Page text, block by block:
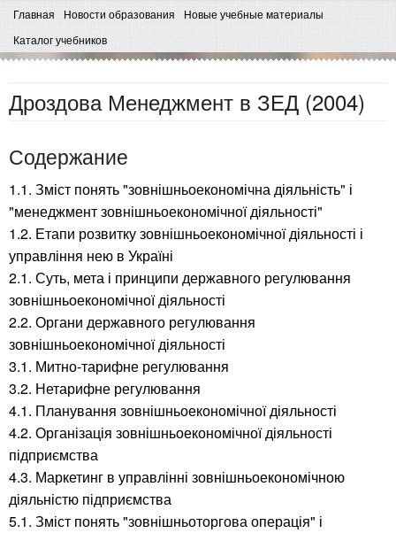
Главная Новости образования
Новые учебные материалы
Каталог учебников
Дроздова Менеджмент в ЗЕД (2004)
Содержание
1.1. Зміст понять "зовнішньоекономічна діяльність" і
"менеджмент зовнішньоекономічної діяльності"
1.2. Етапи розвитку зовнішньоекономічної діяльності і
управління нею в Україні
2.1. Суть, мета і принципи державного регулювання
зовнішньоекономічної діяльності
2.2. Органи державного регулювання
зовнішньоекономічної діяльності
3.1. Митно-тарифне регулювання
3.2. Нетарифне регулювання
4.1. Планування зовнішньоекономічної діяльності
4.2. Організація зовнішньоекономічної діяльності
підприємства
4.3. Маркетинг в управлінні зовнішньоекономічною
діяльністю підприємства
5.1. Зміст понять "зовнішньоторгова операція" і